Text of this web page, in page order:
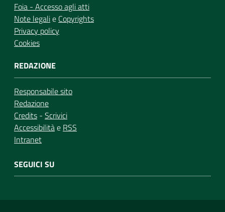
Foia - Accesso agli atti
Note legalie Copyrights
Privacy policy
Cookies
REDAZIONE
Responsabile sito
Redazione
Credits - Scrivici
Accessibilitàe RSS
Intranet
SEGUICI SU